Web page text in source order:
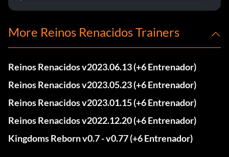
More Reinos Renacidos Trainers
Reinos Renacidos v2023.06.13 (+6 Entrenador)
Reinos Renacidos v2023.05.23 (+6 Entrenador)
Reinos Renacidos v2023.01.15 (+6 Entrenador)
Reinos Renacidos v2022.12.20 (+6 Entrenador)
Kingdoms Reborn v0.7 - v0.77 (+6 Entrenador)